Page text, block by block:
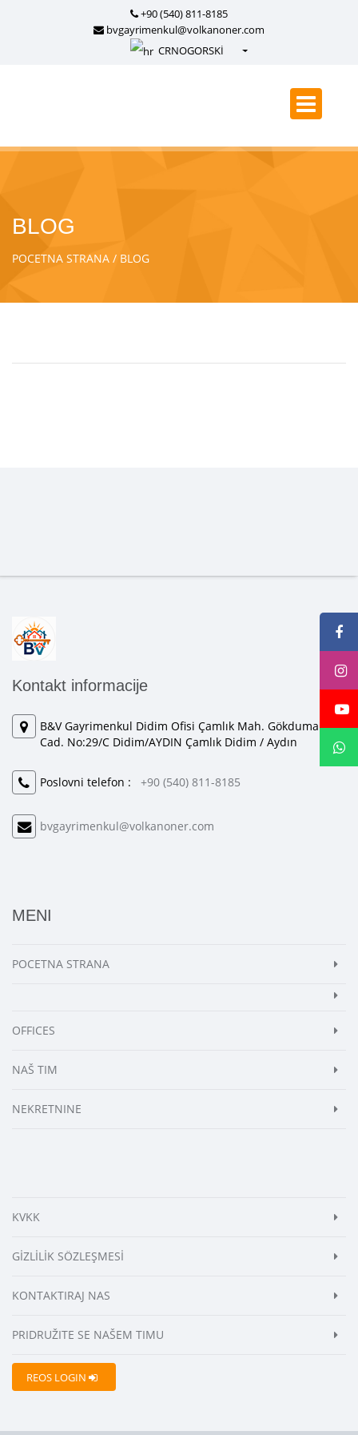
+90 (540) 811-8185
bvgayrimenkul@volkanoner.com
CRNOGORSKİ
فارسی - Persian
BLOG
POCETNA STRANA BLOG
Kontakt informacije
B&V Gayrimenkul Didim Ofisi Çamlık Mah. Gökduman
Cad. No:29/C Didim/AYDIN Çamlık Didim / Aydın
Poslovni telefon : +90 (540) 811-8185
bvgayrimenkul@volkanoner.com
MENI
POCETNA STRANA
OFFICES
NAŠ TIM
NEKRETNINE
KVKK
GİZLİLİK SÖZLEŞMESİ
KONTAKTIRAJ NAS
PRIDRUŽITE SE NAŠEM TIMU
REOS LOGIN